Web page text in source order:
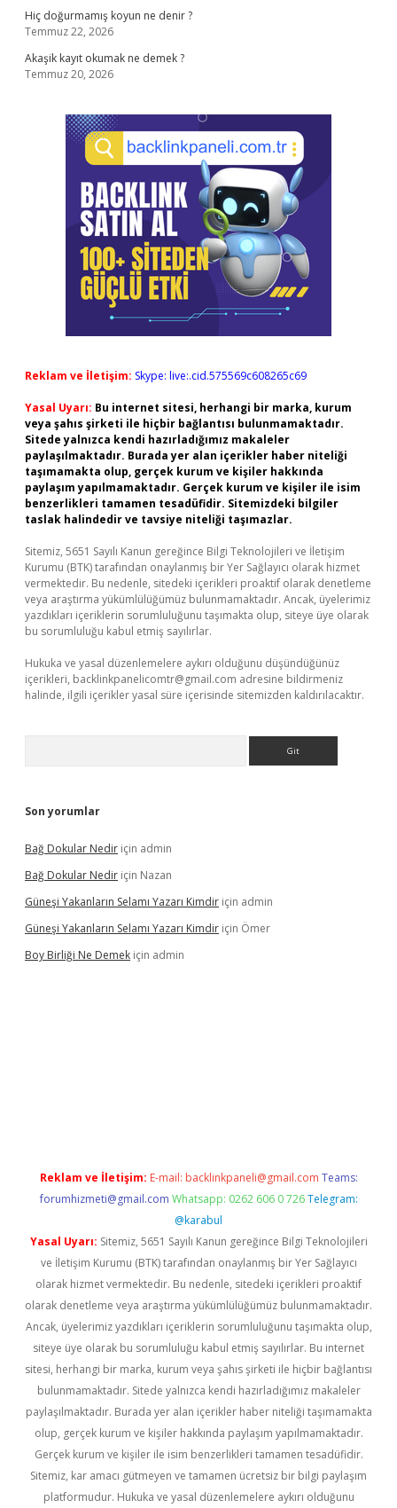
Hiç doğurmamış koyun ne denir ?
Temmuz 22, 2026
Akaşik kayıt okumak ne demek ?
Temmuz 20, 2026
Reklam ve İletişim: Skype: live:.cid.575569c608265c69
Yasal Uyarı: Bu internet sitesi, herhangi bir marka, kurum
veya şahıs şirketi ile hiçbir bağlantısı bulunmamaktadır.
Sitede yalnızca kendi hazırladığımız makaleler
paylaşılmaktadır. Burada yer alan içerikler haber niteliği
taşımamakta olup, gerçek kurum ve kişiler hakkında
paylaşım yapılmamaktadır. Gerçek kurum ve kişiler ile isim
benzerlikleri tamamen tesadüfidir. Sitemizdeki bilgiler
taslak halindedir ve tavsiye niteliği taşımazlar.
Sitemiz, 5651 Sayılı Kanun gereğince Bilgi Teknolojileri ve İletişim
Kurumu (BTK) tarafından onaylanmış bir Yer Sağlayıcı olarak hizmet
vermektedir. Bu nedenle, sitedeki içerikleri proaktif olarak denetleme
veya araştırma yükümlülüğümüz bulunmamaktadır. Ancak, üyelerimiz
yazdıkları içeriklerin sorumluluğunu taşımakta olup, siteye üye olarak
bu sorumluluğu kabul etmiş sayılırlar.
Hukuka ve yasal düzenlemelere aykırı olduğunu düşündüğünüz
içerikleri, backlinkpanelicomtr@gmail.com adresine bildirmeniz
halinde, ilgili içerikler yasal süre içerisinde sitemizden kaldırılacaktır.
Son yorumlar
Bağ Dokular Nedir için admin
Bağ Dokular Nedir için Nazan
Güneşi Yakanların Selamı Yazarı Kimdir için admin
Güneşi Yakanların Selamı Yazarı Kimdir için Ömer
Boy Birliği Ne Demek için admin
Reklam ve İletişim: E-mail: backlinkpaneli@gmail.com Teams:
forumhizmeti@gmail.com Whatsapp: 0262 606 0 726 Telegram:
@karabul
Yasal Uyarı: Sitemiz, 5651 Sayılı Kanun gereğince Bilgi Teknolojileri
ve İletişim Kurumu (BTK) tarafından onaylanmış bir Yer Sağlayıcı
olarak hizmet vermektedir. Bu nedenle, sitedeki içerikleri proaktif
olarak denetleme veya araştırma yükümlülüğümüz bulunmamaktadır.
Ancak, üyelerimiz yazdıkları içeriklerin sorumluluğunu taşımakta olup,
siteye üye olarak bu sorumluluğu kabul etmiş sayılırlar. Bu internet
sitesi, herhangi bir marka, kurum veya şahıs şirketi ile hiçbir bağlantısı
bulunmamaktadır. Sitede yalnızca kendi hazırladığımız makaleler
paylaşılmaktadır. Burada yer alan içerikler haber niteliği taşımamakta
olup, gerçek kurum ve kişiler hakkında paylaşım yapılmamaktadır.
Gerçek kurum ve kişiler ile isim benzerlikleri tamamen tesadüfidir.
Sitemiz, kar amacı gütmeyen ve tamamen ücretsiz bir bilgi paylaşım
platformudur. Hukuka ve yasal düzenlemelere aykırı olduğunu